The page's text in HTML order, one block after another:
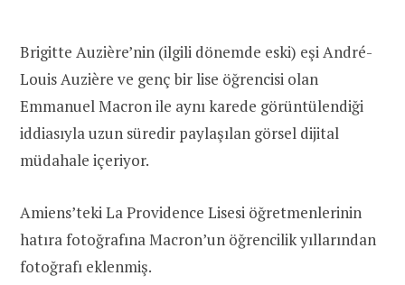
Brigitte Auzière’nin (ilgili dönemde eski) eşi André-
Louis Auzière ve genç bir lise öğrencisi olan
Emmanuel Macron ile aynı karede görüntülendiği
iddiasıyla uzun süredir paylaşılan görsel dijital
müdahale içeriyor.
Amiens’teki La Providence Lisesi öğretmenlerinin
hatıra fotoğrafına Macron’un öğrencilik yıllarından
fotoğrafı eklenmiş.